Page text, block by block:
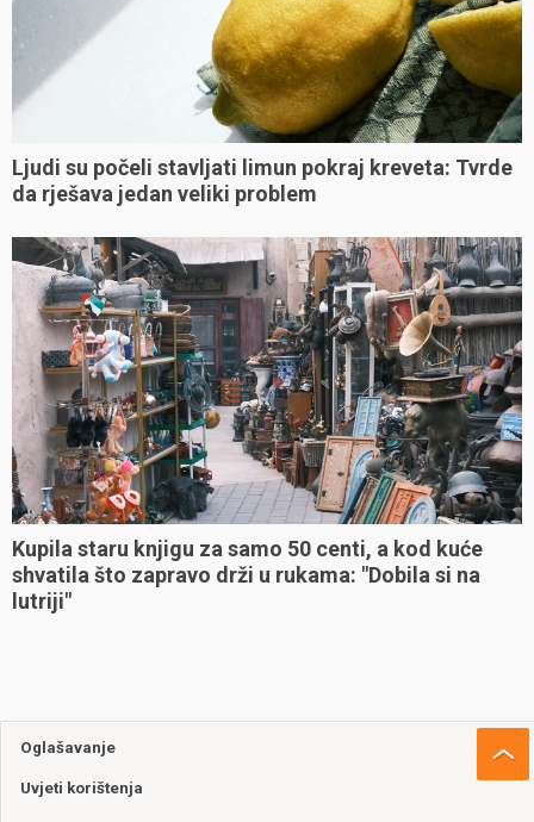
Ljudi su počeli stavljati limun pokraj kreveta: Tvrde
da rješava jedan veliki problem
Kupila staru knjigu za samo 50 centi, a kod kuće
shvatila što zapravo drži u rukama: "Dobila si na
lutriji"
Oglašavanje
Uvjeti korištenja